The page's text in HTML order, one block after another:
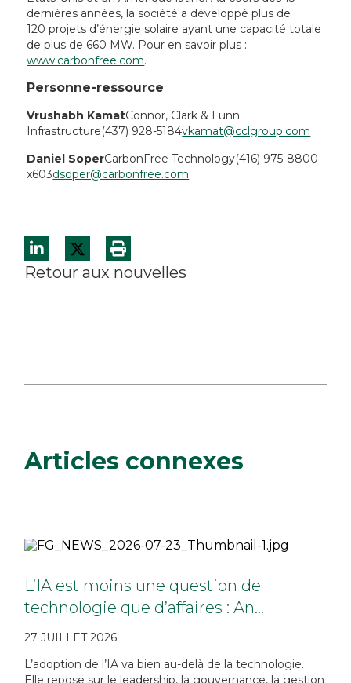
dernières années, la société a développé plus de
120 projets d’énergie solaire ayant une capacité totale
de plus de 660 MW. Pour en savoir plus :
www.carbonfree.com.
Personne-ressource
Vrushabh KamatConnor, Clark & Lunn
Infrastructure(437) 928-5184vkamat@cclgroup.com
Daniel SoperCarbonFree Technology(416) 975-8800
x603dsoper@carbonfree.com
Retour aux nouvelles
Articles connexes
L’IA est moins une question de
technologie que d’affaires : An…
27 JUILLET 2026
L’adoption de l’IA va bien au-delà de la technologie.
Elle repose sur le leadership, la gouvernance, la gestion